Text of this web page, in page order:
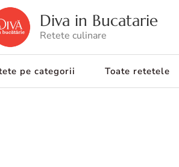
Diva in Bucatarie
Retete culinare
pe categorii Toate retetele